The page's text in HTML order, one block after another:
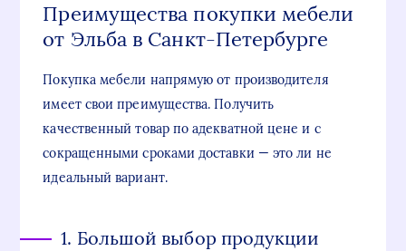
Преимущества покупки мебели
от Эльба в Санкт-Петербурге
Покупка мебели напрямую от производителя
имеет свои преимущества. Получить
качественный товар по адекватной цене и с
сокращенными сроками доставки — это ли не
идеальный вариант.
1. Большой выбор продукции